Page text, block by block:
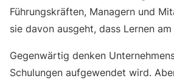
Führungskräften, Managern und
sie davon ausgeht, dass Lernen
Gegenwärtig denken
Schulungen aufgewendet wird.